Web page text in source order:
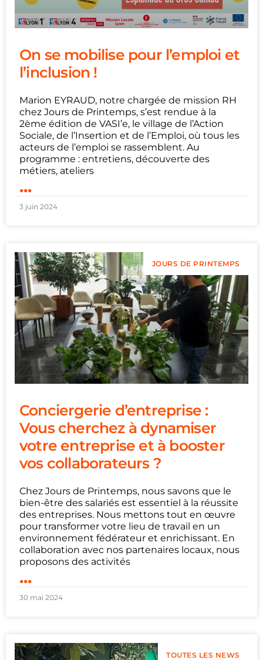
On se mobilise pour l’emploi et
l’inclusion !
Marion EYRAUD, notre chargée de mission RH
chez Jours de Printemps, s’est rendue à la
2ème édition de VASI’e, le village de l’Action
Sociale, de l’Insertion et de l’Emploi, où tous les
acteurs de l’emploi se rassemblent. Au
programme : entretiens, découverte des
métiers, ateliers
...
3 juin 2024
JOURS DE PRINTEMPS
Conciergerie d’entreprise :
Vous cherchez à dynamiser
votre entreprise et à booster
vos collaborateurs ?
Chez Jours de Printemps, nous savons que le
bien-être des salariés est essentiel à la réussite
des entreprises. Nous mettons tout en œuvre
pour transformer votre lieu de travail en un
environnement fédérateur et enrichissant. En
collaboration avec nos partenaires locaux, nous
proposons des activités
...
30 mai 2024
TOUTES LES NEWS